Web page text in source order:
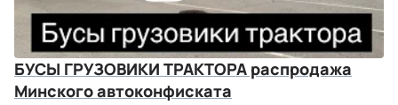
БУСЫ ГРУЗОВИКИ ТРАКТОРА распродажа
Минского автоконфиската